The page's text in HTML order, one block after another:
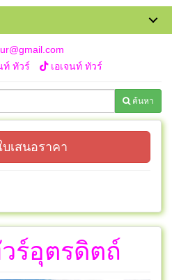
ท์ ทัวร์ เอเจนท์ ทัวร์
ค้นหา
เสนอราคา
ร์อุตรดิตถ์